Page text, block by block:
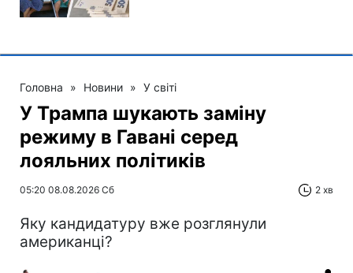
Головна » Новини » У світі
У Трампа шукають заміну
режиму в Гавані серед
лояльних політиків
05:20 08.08.2026 Сб 2 хв
Яку кандидатуру вже розглянули
американці?